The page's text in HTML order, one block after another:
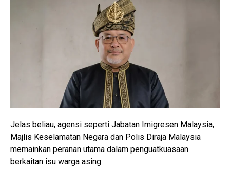
Jelas beliau, agensi seperti Jabatan Imigresen Malaysia,
Majlis Keselamatan Negara dan Polis Diraja Malaysia
memainkan peranan utama dalam penguatkuasaan
berkaitan isu warga asing.